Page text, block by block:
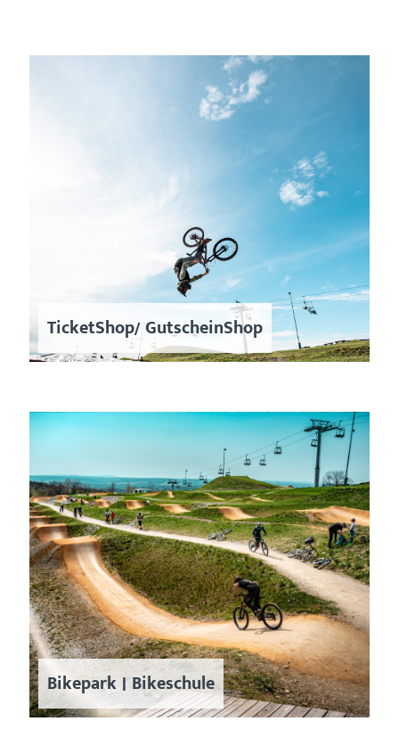
TicketShop/ GutscheinShop
Bikepark | Bikeschule